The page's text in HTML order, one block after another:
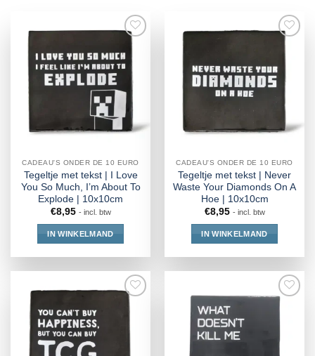
CADEAU'S ONDER DE 10 EURO
Tegeltje met tekst | I Love
You So Much, I’m About To
Explode | 10x10cm
€8,95 - incl. btw
IN WINKELMAND
CADEAU'S ONDER DE 10 EURO
Tegeltje met tekst | Never
Waste Your Diamonds On A
Hoe | 10x10cm
€8,95 - incl. btw
IN WINKELMAND